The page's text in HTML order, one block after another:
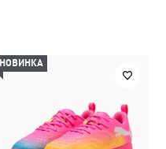
НОВИНКА